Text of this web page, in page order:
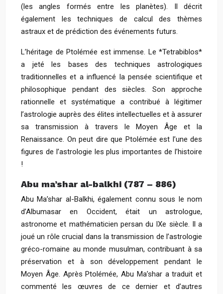
(les angles formés entre les planètes). Il décrit
également les techniques de calcul des thèmes
astraux et de prédiction des événements futurs.
L’héritage de Ptolémée est immense. Le *Tetrabiblos*
a jeté les bases des techniques astrologiques
traditionnelles et a influencé la pensée scientifique et
philosophique pendant des siècles. Son approche
rationnelle et systématique a contribué à légitimer
l’astrologie auprès des élites intellectuelles et à assurer
sa transmission à travers le Moyen Âge et la
Renaissance. On peut dire que Ptolémée est l’une des
figures de l’astrologie les plus importantes de l’histoire
!
Abu ma’shar al-balkhi (787 – 886)
Abu Ma’shar al-Balkhi, également connu sous le nom
d’Albumasar en Occident, était un astrologue,
astronome et mathématicien persan du IXe siècle. Il a
joué un rôle crucial dans la transmission de l’astrologie
gréco-romaine au monde musulman, contribuant à sa
préservation et à son développement pendant le
Moyen Âge. Après Ptolémée, Abu Ma’shar a traduit et
commenté les œuvres de ce dernier et d’autres